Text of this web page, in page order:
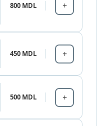
800 MDL
450 MDL
500 MDL